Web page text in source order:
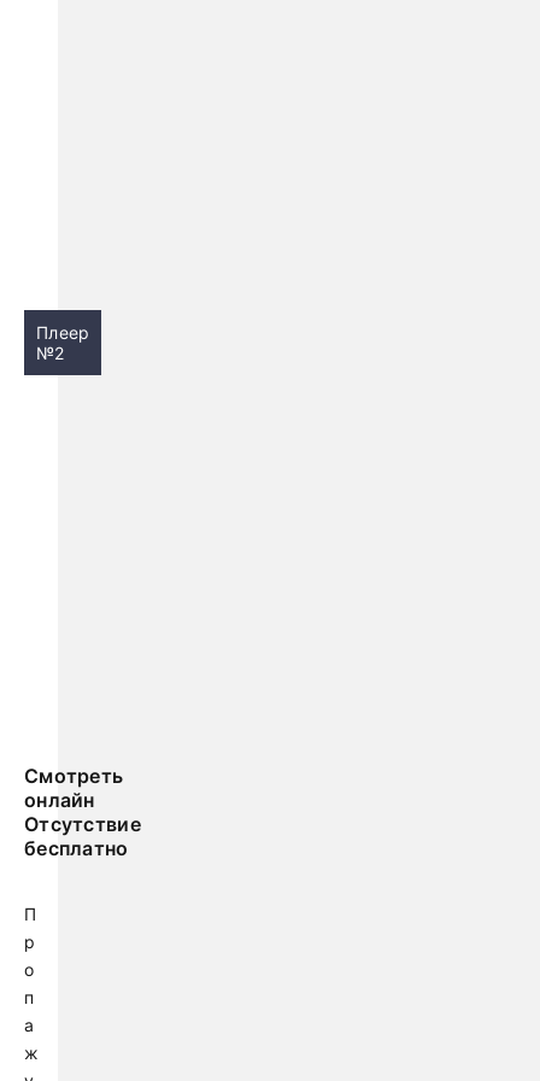
Плеер
№2
Смотреть
онлайн
Отсутствие
бесплатно
П
р
о
п
а
ж